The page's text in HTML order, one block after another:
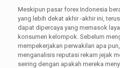
Meskipun pasar forex Indonesia
yang lebih dekat akhir -akhir ini,
dapat dipercaya yang memasok
konsumen kelompok. Sebelum
mempekerjakan perwakilan apa
menganalisis reputasi rekam jejak
seiring dengan apakah mereka